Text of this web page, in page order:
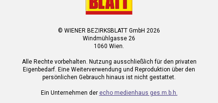
© WIENER BEZIRKSBLATT GmbH 2026
Windmühlgasse 26
1060 Wien.
Alle Rechte vorbehalten. Nutzung ausschließlich für den privaten
Eigenbedarf. Eine Weiterverwendung und Reproduktion über den
persönlichen Gebrauch hinaus ist nicht gestattet.
Ein Unternehmen der echo medienhaus ges.m.b.h.